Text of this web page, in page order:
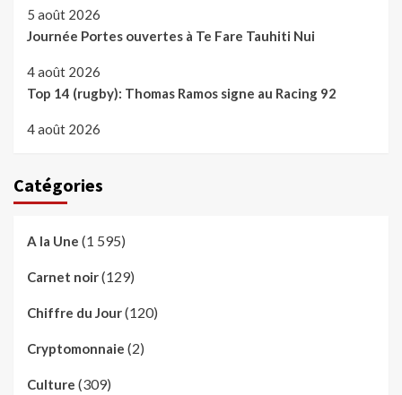
5 août 2026
Journée Portes ouvertes à Te Fare Tauhiti Nui
4 août 2026
Top 14 (rugby): Thomas Ramos signe au Racing 92
4 août 2026
Catégories
A la Une (1 595)
Carnet noir(129)
Chiffre du Jour(120)
Cryptomonnaie (2)
Culture (309)